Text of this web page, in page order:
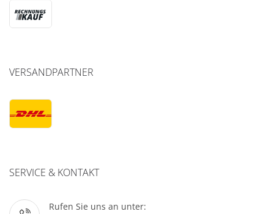
VERSANDPARTNER
SERVICE & KONTAKT
Rufen Sie uns an unter: